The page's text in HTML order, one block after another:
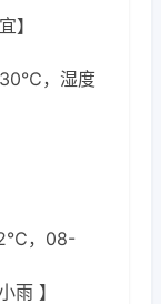
】
30℃，湿度
，08-
】